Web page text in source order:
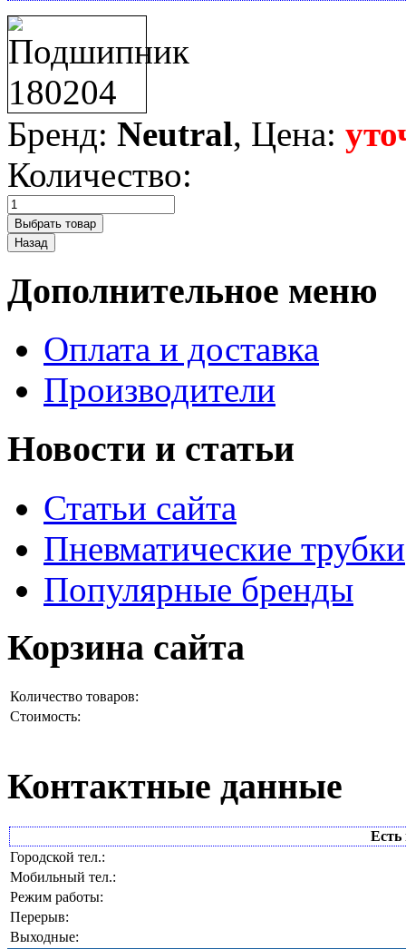
Бренд: Neutral, Цена:
Количество:
Дополнительное меню
Оплата и доставка
Производители
Новости и статьи
Статьи сайта
Пневматические трубки
Популярные бренды
Корзина сайта
Количество товаров:
Стоимость:
Контактные данные
Есть
Городской тел.:
Мобильный тел.:
Режим работы:
Перерыв:
Выходные: